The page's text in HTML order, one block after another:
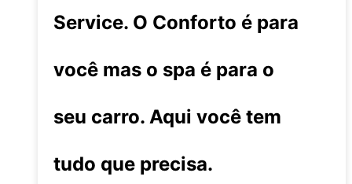
Service. O Conforto é para
você mas o spa é para o
seu carro. Aqui você tem
tudo que precisa.